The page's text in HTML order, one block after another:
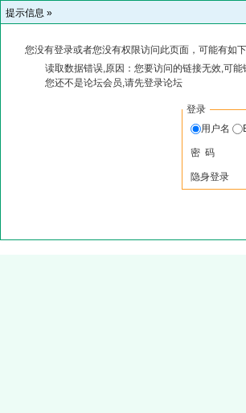
提示信息 »
您没有登录或者您没有权限访问此页面，可能有如
读取数据错误,原因：您要访问的链接无效,可
您还不是论坛会员,请先登录论坛
登录
用户名
密 码
隐身登录